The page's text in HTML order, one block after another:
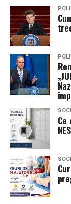
Audi;
Skoda;
Seat;
Porsche;
Opel;
Ford;
Renault
în manualul
producătorului.
Este potrivit
Da.
Aceasta nu doar
eveniment, dar
care sunt
Promovând un
atrage atenția
mediului și față
Participanții vor
organizatorii
natura. De
creșterea
numărului de
Confortul
Deși un
și un impact